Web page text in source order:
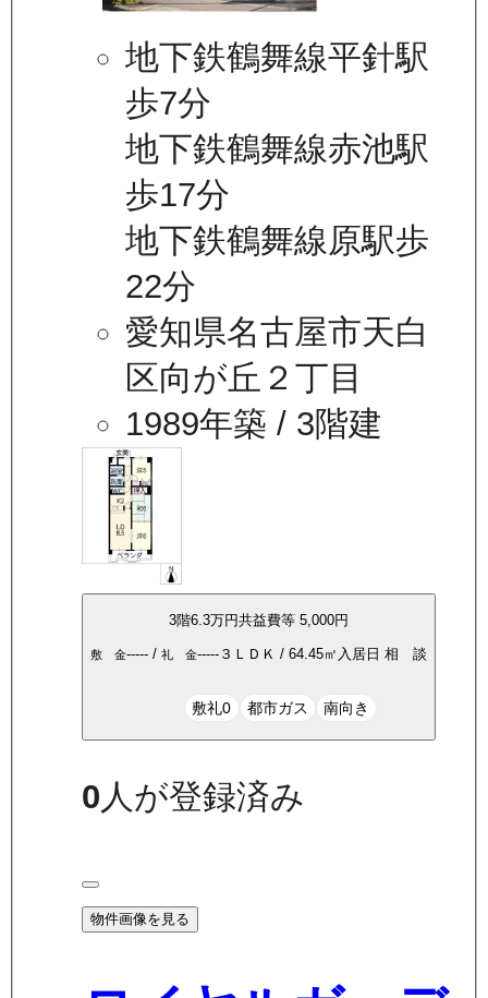
地下鉄鶴舞線平針駅
歩7分
地下鉄鶴舞線赤池駅
歩17分
地下鉄鶴舞線原駅歩
22分
愛知県名古屋市天白
区向が丘２丁目
1989年築 / 3階建
3階6.3万円共益費等5,000円
敷 金----- /礼 金----- ３ＬＤＫ /64.45㎡ 入居日相 談
敷礼0 都市ガス 南向き
0 人が登録済み
物件画像を見る